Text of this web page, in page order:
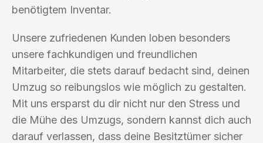
benötigtem Inventar.
Unsere zufriedenen Kunden loben besonders
unsere fachkundigen und freundlichen
Mitarbeiter, die stets darauf bedacht sind, deinen
Umzug so reibungslos wie möglich zu gestalten.
Mit uns ersparst du dir nicht nur den Stress und
die Mühe des Umzugs, sondern kannst dich auch
darauf verlassen, dass deine Besitztümer sicher